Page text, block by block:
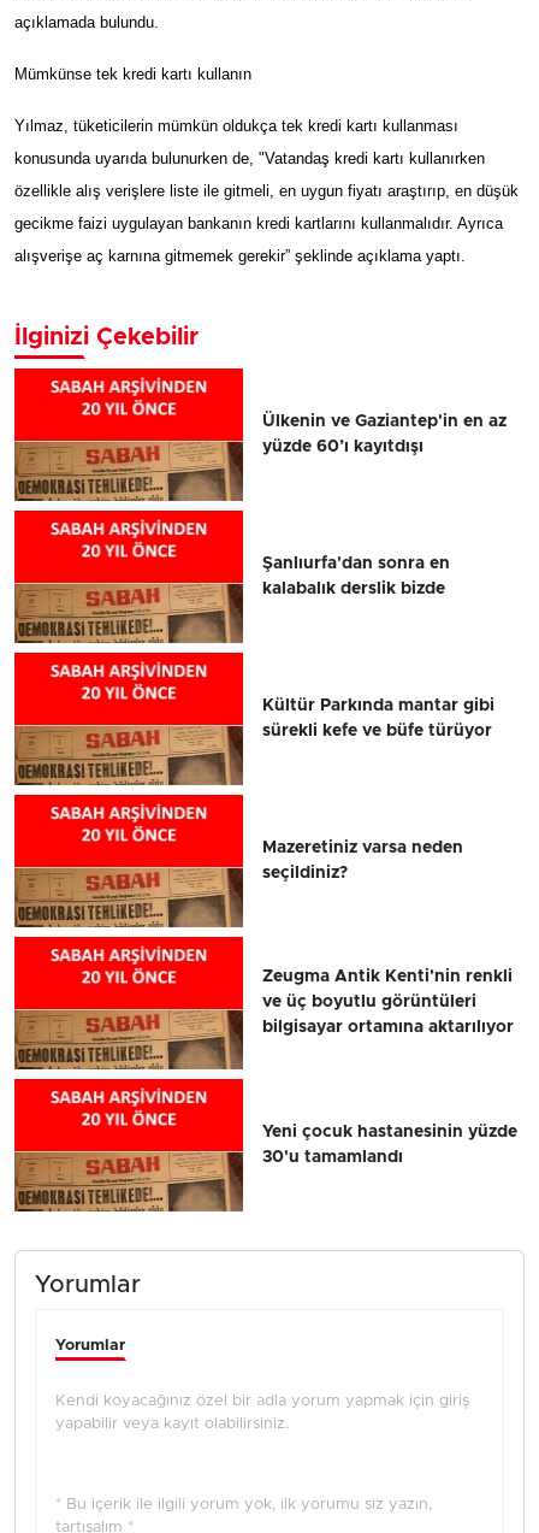
açıklamada bulundu.
Mümkünse tek kredi kartı kullanın
Yılmaz, tüketicilerin mümkün oldukça tek kredi kartı kullanması
konusunda uyarıda bulunurken de, "Vatandaş kredi kartı kullanırken
özellikle alış verişlere liste ile gitmeli, en uygun fiyatı araştırıp, en düşük
gecikme faizi uygulayan bankanın kredi kartlarını kullanmalıdır. Ayrıca
alışverişe aç karnına gitmemek gerekir” şeklinde açıklama yaptı.
İlginizi Çekebilir
Ülkenin ve Gaziantep'in en az
yüzde 60’ı kayıtdışı
Şanlıurfa'dan sonra en
kalabalık derslik bizde
Kültür Parkında mantar gibi
sürekli kefe ve büfe türüyor
Mazeretiniz varsa neden
seçildiniz?
Zeugma Antik Kenti'nin renkli
ve üç boyutlu görüntüleri
bilgisayar ortamına aktarılıyor
Yeni çocuk hastanesinin yüzde
30'u tamamlandı
Yorumlar
Yorumlar
Kendi koyacağınız özel bir adla yorum yapmak için giriş
yapabilir veya kayıt olabilirsiniz.
* Bu içerik ile ilgili yorum yok, ilk yorumu siz yazın,
tartışalım *